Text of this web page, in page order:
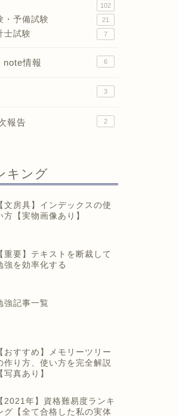
102
・予備試験 21
士試験 7
note情報 6
3
報告 2
キング
【文房具】インデックスの使
方【実物画像あり】
【重要】テキストを断裁して
強を効率化する
強記事一覧
【おすすめ】メモリーツリー
作り方、使い方を完全解説
【写真あり】
【2021年】資格難易度ランキ
グ【全て合格した私の実体